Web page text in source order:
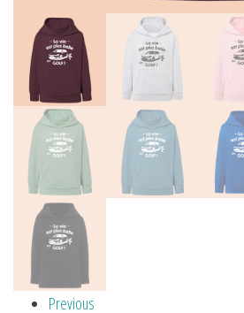
Previous